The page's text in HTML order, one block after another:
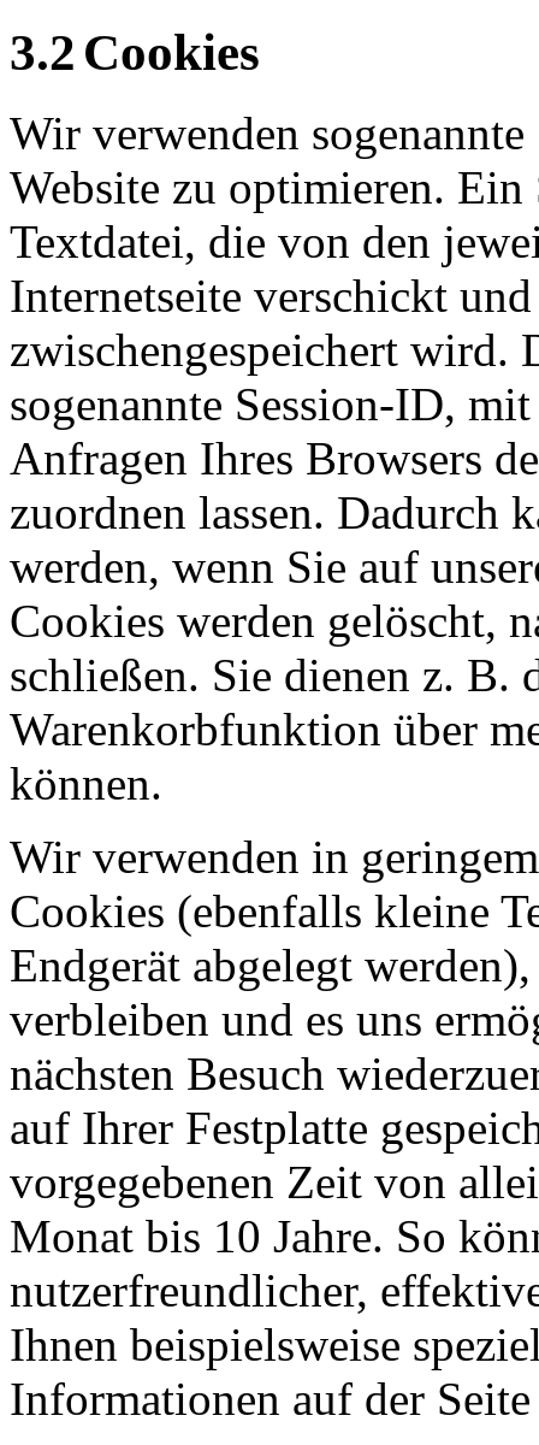
3.2 Cookies
Wir verwenden
Website zu optimieren. Ein
Textdatei, die von den
Internetseite verschickt
zwischengespeichert wird.
sogenannte Session-ID,
Anfragen Ihres Browsers
zuordnen lassen. Dadurch
werden, wenn Sie auf
Cookies werden gelöscht,
schließen. Sie dienen z. B.
Warenkorbfunktion über
können.
Wir verwenden in
Cookies (ebenfalls kleine
Endgerät abgelegt
verbleiben und es uns
nächsten Besuch
auf Ihrer Festplatte
vorgegebenen Zeit von
Monat bis 10 Jahre. So
nutzerfreundlicher,
Ihnen beispielsweise
Informationen auf der